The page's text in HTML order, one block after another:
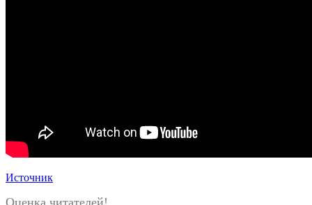
Источник
Оценка читателей!